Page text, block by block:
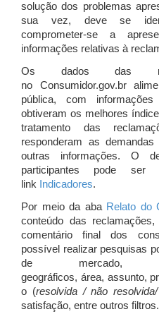
solução dos problemas
sua vez, deve se
comprometer-se a
informações relativas à
Os dados das
no Consumidor.gov.br
pública, com
obtiveram os melhores
tratamento das
responderam as
outras informações. O
participantes pode
link Indicadores.
Por meio da aba Relato do
conteúdo das
comentário final dos
possível realizar pesquisas
de mercado,
geográficos, área, assunto,
o (resolvida / não
satisfação, entre outros filtros.